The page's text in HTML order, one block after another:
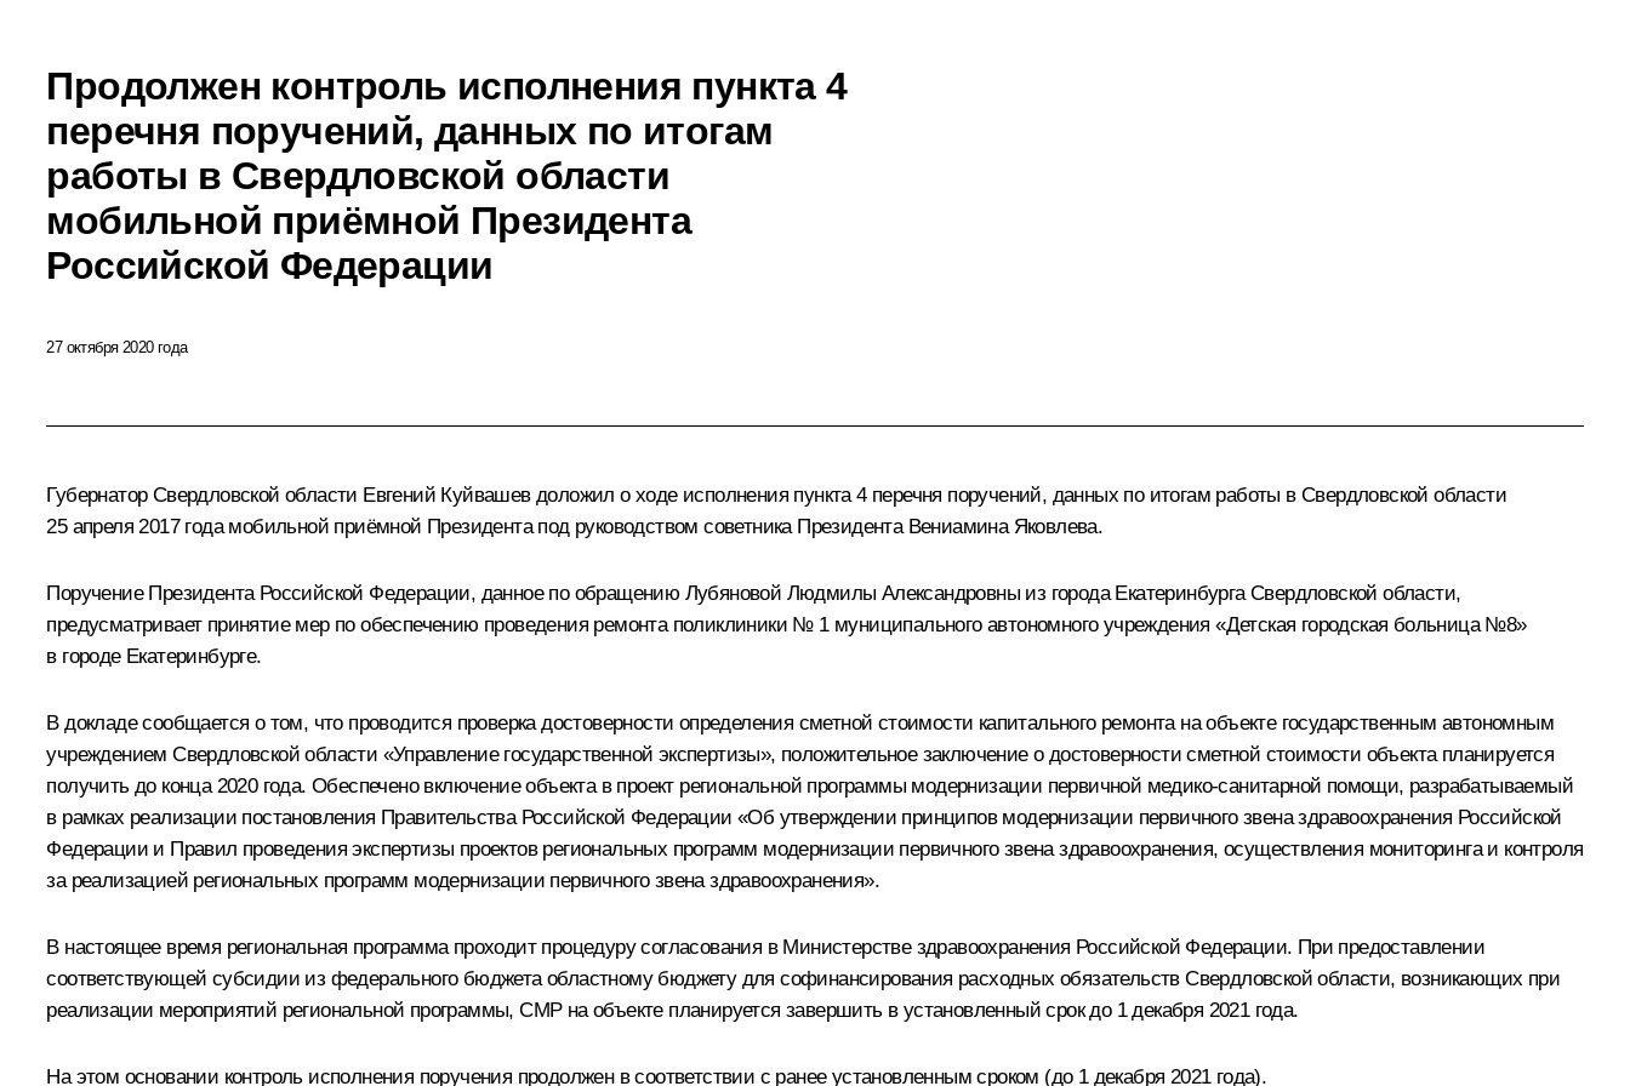
Продолжен контроль исполнения пункта 4
перечня поручений, данных по итогам
работы в Свердловской области
мобильной приёмной Президента
Российской Федерации
27 октября 2020 года
Губернатор Свердловской области Евгений Куйвашев доложил о ходе исполнения пункта 4 перечня поручений, данных по итогам работы в Свердловской области
25 апреля 2017 года мобильной приёмной Президента под руководством советника Президента Вениамина Яковлева.
Поручение Президента Российской Федерации, данное по обращению Лубяновой Людмилы Александровны из города Екатеринбурга Свердловской области,
предусматривает принятие мер по обеспечению проведения ремонта поликлиники № 1 муниципального автономного учреждения «Детская городская больница №8»
в городе Екатеринбурге.
В докладе сообщается о том, что проводится проверка достоверности определения сметной стоимости капитального ремонта на объекте государственным автономным
учреждением Свердловской области «Управление государственной экспертизы», положительное заключение о достоверности сметной стоимости объекта планируется
получить до конца 2020 года. Обеспечено включение объекта в проект региональной программы модернизации первичной медико-санитарной помощи, разрабатываемый
в рамках реализации постановления Правительства Российской Федерации «Об утверждении принципов модернизации первичного звена здравоохранения Российской
Федерации и Правил проведения экспертизы проектов региональных программ модернизации первичного звена здравоохранения, осуществления мониторинга и контроля
за реализацией региональных программ модернизации первичного звена здравоохранения».
В настоящее время региональная программа проходит процедуру согласования в Министерстве здравоохранения Российской Федерации. При предоставлении
соответствующей субсидии из федерального бюджета областному бюджету для софинансирования расходных обязательств Свердловской области, возникающих при
реализации мероприятий региональной программы, СМР на объекте планируется завершить в установленный срок до 1 декабря 2021 года.
На этом основании контроль исполнения поручения продолжен в соответствии с ранее установленным сроком (до 1 декабря 2021 года).